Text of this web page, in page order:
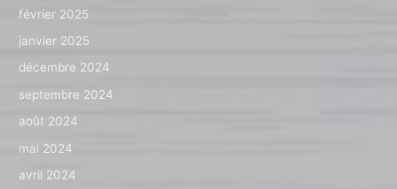
février 2025
janvier 2025
décembre 2024
septembre 2024
août 2024
mai 2024
avril 2024